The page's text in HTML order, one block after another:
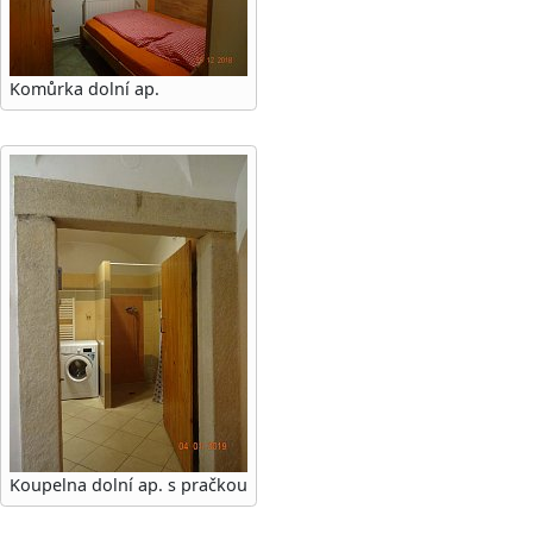
Komůrka dolní ap.
Koupelna dolní ap. s pračkou